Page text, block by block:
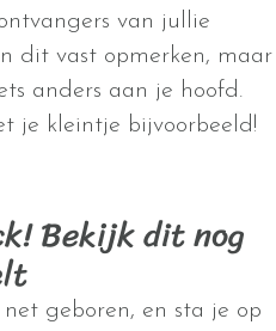
van jullie
dit vast opmerken, maar
anders aan je hoofd.
je kleintje bijvoorbeeld!
Bekijk dit nog
geboren, en sta je op